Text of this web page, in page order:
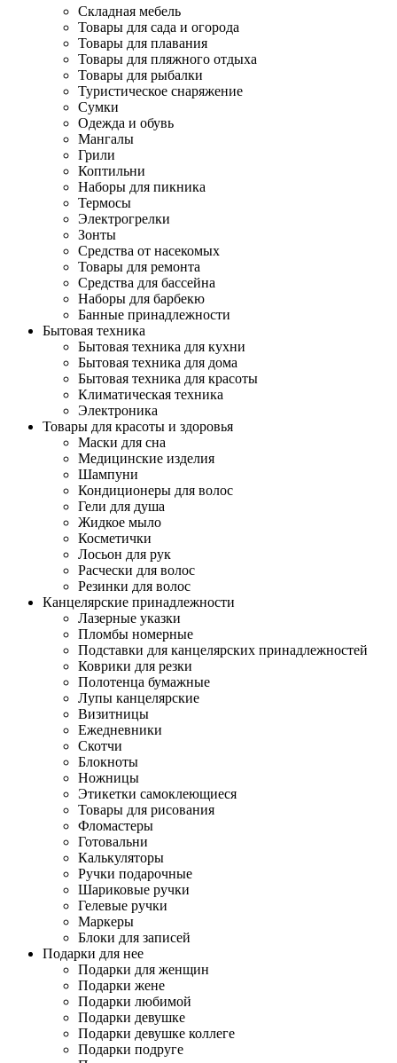
Складная мебель
Товары для сада и огорода
Товары для плавания
Товары для пляжного отдыха
Товары для рыбалки
Туристическое снаряжение
Сумки
Одежда и обувь
Мангалы
Грили
Коптильни
Наборы для пикника
Термосы
Электрогрелки
Зонты
Средства от насекомых
Товары для ремонта
Средства для бассейна
Наборы для барбекю
Банные принадлежности
Бытовая техника
Бытовая техника для кухни
Бытовая техника для дома
Бытовая техника для красоты
Климатическая техника
Электроника
Товары для красоты и здоровья
Маски для сна
Медицинские изделия
Шампуни
Кондиционеры для волос
Гели для душа
Жидкое мыло
Косметички
Лосьон для рук
Расчески для волос
Резинки для волос
Канцелярские принадлежности
Лазерные указки
Пломбы номерные
Подставки для канцелярских принадлежностей
Коврики для резки
Полотенца бумажные
Лупы канцелярские
Визитницы
Ежедневники
Скотчи
Блокноты
Ножницы
Этикетки самоклеющиеся
Товары для рисования
Фломастеры
Готовальни
Калькуляторы
Ручки подарочные
Шариковые ручки
Гелевые ручки
Маркеры
Блоки для записей
Подарки для нее
Подарки для женщин
Подарки жене
Подарки любимой
Подарки девушке
Подарки девушке коллеге
Подарки подруге